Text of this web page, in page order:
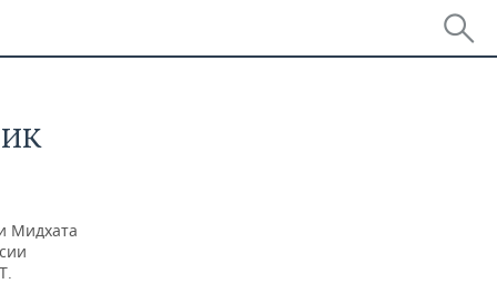
Мидхата